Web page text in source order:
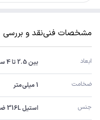
مشخصات فنینقد و بررسی
ابعاد بین 2.5 تا 4 سانتی‌متر
ضخامت 1 میلی‌متر
جنس استیل 316L ضدحساسیت